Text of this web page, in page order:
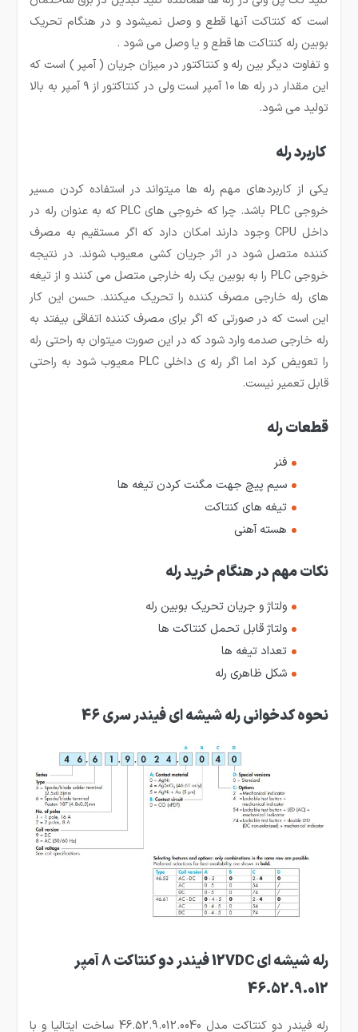
است که کنتاکت آنها قطع و وصل نمیشود و در هنگام تحریک
بوبین رله کنتاکت ها قطع و یا وصل می شود .
و تفاوت دیگر بین رله و کنتاکتور در میزان جریان ( آمپر ) است که
این مقدار در رله ها ۱۰ آمپر است ولی در کنتاکتور از ۹ آمپر به بالا
تولید می شود.
کاربرد رله
یکی از کاربردهای مهم رله ها می­تواند در استفاده کردن مسیر
خروجی PLC باشد. چرا که خروجی های PLC که به عنوان رله در
داخل CPU وجود دارند امکان دارد که اگر مستقیم به مصرف
کننده متصل شود در اثر جریان کشی معیوب شوند. در نتیجه
خروجی PLC را به بوبین یک رله خارجی متصل می کنند و از تیغه
های رله خارجی مصرف کننده را تحریک می­کنند. حسن این کار
این است که در صورتی که اگر برای مصرف کننده اتفاقی بیفتد به
رله خارجی صدمه وارد شود که در این صورت می­توان به راحتی رله
را تعویض کرد اما اگر رله­ ی داخلی PLC معیوب شود به راحتی
قابل تعمیر نیست.
قطعات رله
فنر
سیم پیچ جهت مگنت کردن تیغه ها
تیغه های کنتاکت
هسته آهنی
نکات مهم در هنگام خرید رله
ولتاژ و جریان تحریک بوبین رله
ولتاژ قابل تحمل کنتاکت ها
تعداد تیغه ها
شکل ظاهری رله
نحوه کدخوانی رله شیشه ای فیندر سری 46
رله شیشه ای 12VDC فیندر دو کنتاکت 8 آمپر
46.52.9.012
رله فیندر دو کنتاکت مدل 46.52.9.012.0040 ساخت ایتالیا و با